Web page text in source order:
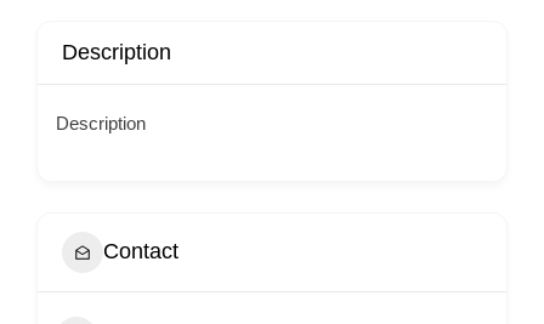
Description
Description
Contact